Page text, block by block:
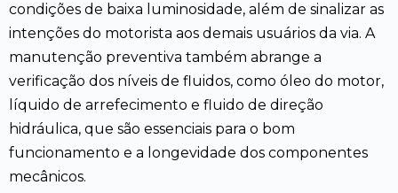
condições de baixa luminosidade, além de sinalizar as
intenções do motorista aos demais usuários da via. A
manutenção preventiva também abrange a
verificação dos níveis de fluidos, como óleo do motor,
líquido de arrefecimento e fluido de direção
hidráulica, que são essenciais para o bom
funcionamento e a longevidade dos componentes
mecânicos.